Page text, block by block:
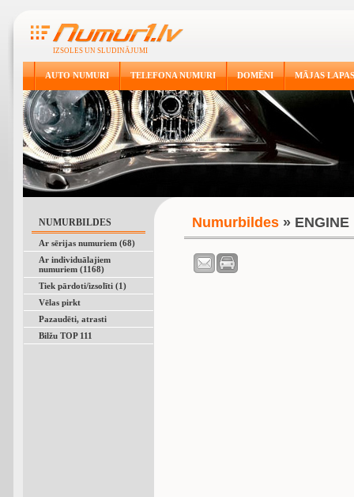
IZSOLES UN SLUDINĀJUMI
AUTO NUMURI TELEFONA NUMURI DOMĒNI MĀJAS LAPAS
NUMURBILDES
Ar sērijas numuriem (68)
Ar individuālajiem
numuriem (1168)
Tiek pārdoti/izsolīti (1)
Vēlas pirkt
Pazaudēti, atrasti
Bilžu TOP 111
Numurbildes» ENGINE